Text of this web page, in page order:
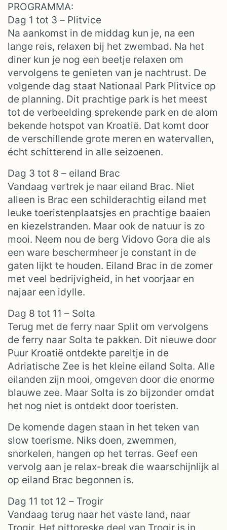
PROGRAMMA:
Dag 1 tot 3 – Plitvice
Na aankomst in de middag kun je, na een
lange reis, relaxen bij het zwembad. Na het
diner kun je nog een beetje relaxen om
vervolgens te genieten van je nachtrust. De
volgende dag staat Nationaal Park Plitvice op
de planning. Dit prachtige park is het meest
tot de verbeelding sprekende park en de alom
bekende hotspot van Kroatië. Dat komt door
de verschillende grote meren en watervallen,
écht schitterend in alle seizoenen.
Dag 3 tot 8 – eiland Brac
Vandaag vertrek je naar eiland Brac. Niet
alleen is Brac een schilderachtig eiland met
leuke toeristenplaatsjes en prachtige baaien
en kiezelstranden. Maar ook de natuur is zo
mooi. Neem nou de berg Vidovo Gora die als
een ware beschermheer je constant in de
gaten lijkt te houden. Eiland Brac in de zomer
met veel bedrijvigheid, in het voorjaar en
najaar een idylle.
Dag 8 tot 11 – Solta
Terug met de ferry naar Split om vervolgens
de ferry naar Solta te pakken. Dit nieuwe door
Puur Kroatië ontdekte pareltje in de
Adriatische Zee is het kleine eiland Solta. Alle
eilanden zijn mooi, omgeven door die enorme
blauwe zee. Maar Solta is zo bijzonder omdat
het nog niet is ontdekt door toeristen.
De komende dagen staan in het teken van
slow toerisme. Niks doen, zwemmen,
snorkelen, hangen op het terras. Geef een
vervolg aan je relax-break die waarschijnlijk al
op eiland Brac begonnen is.
Dag 11 tot 12 – Trogir
Vandaag terug naar het vaste land, naar